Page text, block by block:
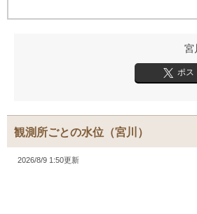
宮
ポス
観測所ごとの水位 （宮川）
2026/8/9 1:50更新